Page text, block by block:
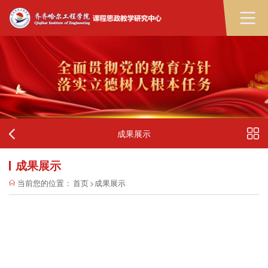
成果展示
成果展示
当前您的位置： 首页>成果展示